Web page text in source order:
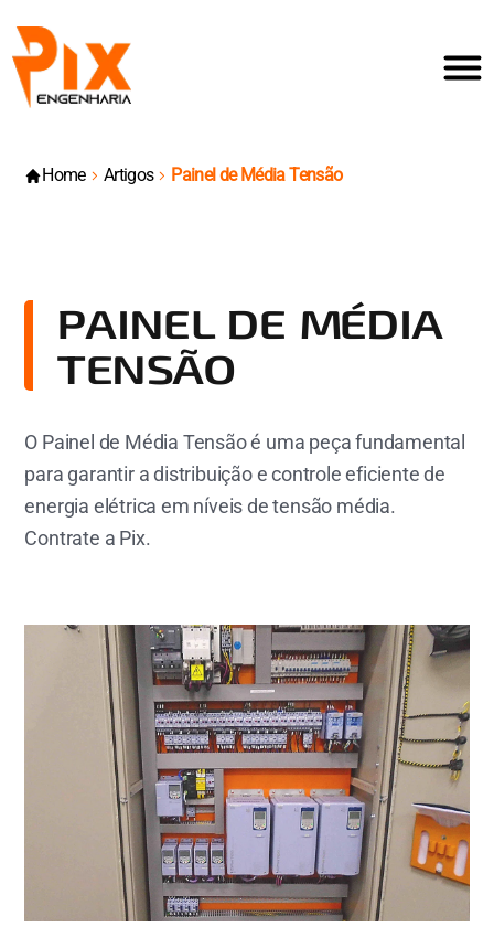
Home Artigos Painel de Média Tensão
PAINEL DE MÉDIA
TENSÃO
O Painel de Média Tensão é uma peça fundamental
para garantir a distribuição e controle eficiente de
energia elétrica em níveis de tensão média.
Contrate a Pix.